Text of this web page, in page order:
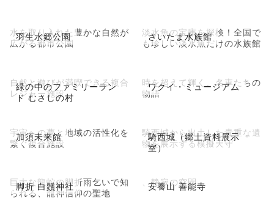
羽生水郷公園
水を取り入れた豊かな自然が
広がる都市公園
さいたま水族館
淡水魚の宝庫を探検！全国で
も珍しい淡水魚だけの水族館
緑の中のファミリーラン
ド むさしの村
自然と遊びが満喫できる複合
レジャー施設
ワクイ・ミュージアム
時を超えて輝く、名車たちの
物語
加須未来館
宇宙への夢と地域の活性化を
繋ぐ複合施設
騎西城（郷土資料展示
室）
騎西城から出土した貴重な遺
物を展示する模擬天守
脚折 白鬚神社
巨大な龍蛇の脚折雨乞いで知
られる、龍神信仰の聖地
安養山 善能寺
、静寂の空間